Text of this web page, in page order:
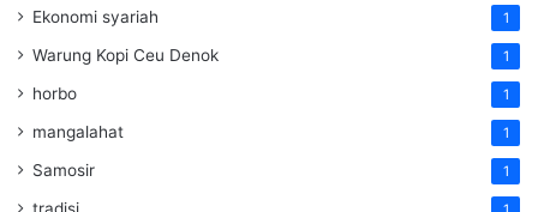
Ekonomi syariah 1
Warung Kopi Ceu Denok 1
horbo 1
mangalahat 1
Samosir 1